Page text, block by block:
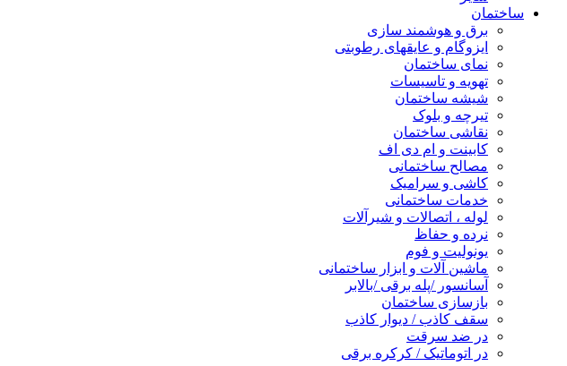
ساختمان
برق و هوشمند سازی
ایزوگام و عایقهای رطوبتی
نمای ساختمان
تهویه و تاسیسات
شیشه ساختمان
تیرچه و بلوک
نقاشی ساختمان
کابینت و ام دی اف
مصالح ساختمانی
کاشی و سرامیک
خدمات ساختمانی
لوله ، اتصالات و شیرآلات
نرده و حفاظ
یونولیت و فوم
ماشین آلات و ابزار ساختمانی
آسانسور /پله برقی /بالابر
بازسازی ساختمان
سقف کاذب / دیوار کاذب
در ضد سرقت
در اتوماتیک / کرکره برقی